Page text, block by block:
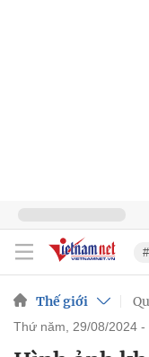
Thế giới
thứ năm, 29/08/2024 -